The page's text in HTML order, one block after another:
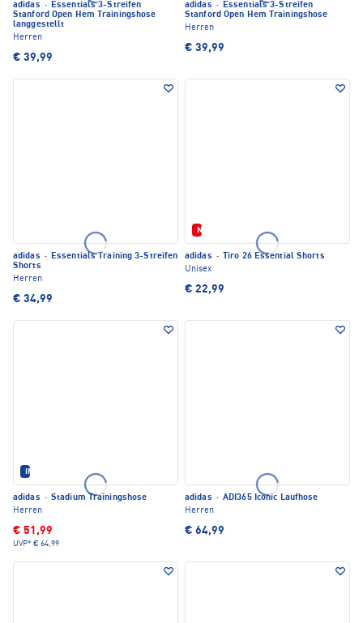
adidas · Essentials 3-Streifen
Stanford Open Hem Trainingshose
langgestellt
Herren
€ 39,99
adidas · Essentials 3-Streifen
Stanford Open Hem Trainingshose
Herren
€ 39,99
adidas · Essentials Training 3-Streifen
Shorts
Herren
€ 34,99
Neu
adidas ·
Tiro 26 Essential Shorts
Unisex
€ 22,99
IM SET ERHÄLTLICH
adidas · Stadium Trainingshose
Herren
€ 51,99
UVP* € 64,99
adidas · ADI365 Iconic Laufhose
Herren
€ 64,99